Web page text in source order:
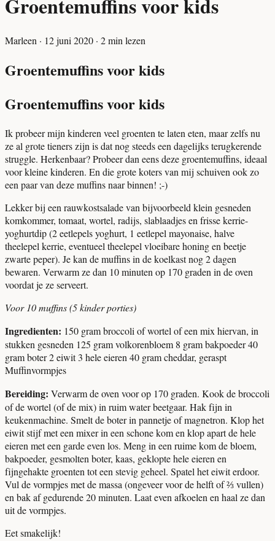
Groentemuffins voor kids
Marleen · 12 juni 2020 · 2min lezen
Groentemuffins voor kids
Groentemuffins voor kids
Ik probeer mijn kinderen veel groenten te laten eten, maar zelfs nu
ze al grote tieners zijn is dat nog steeds een dagelijks terugkerende
struggle. Herkenbaar? Probeer dan eens deze groentemuffins, ideaal
voor kleine kinderen. En die grote koters van mij schuiven ook zo
een paar van deze muffins naar binnen! ;-)
Lekker bij een rauwkostsalade van bijvoorbeeld klein gesneden
komkommer, tomaat, wortel, radijs, slablaadjes en frisse kerrie-
yoghurtdip (2 eetlepels yoghurt, 1 eetlepel mayonaise, halve
theelepel kerrie, eventueel theelepel vloeibare honing en beetje
zwarte peper). Je kan de muffins in de koelkast nog 2 dagen
bewaren. Verwarm ze dan 10 minuten op 170 graden in de oven
voordat je ze serveert.
Voor 10 muffins (5 kinder porties)
Ingredienten: 150 gram broccoli of wortel of een mix hiervan, in
stukken gesneden 125 gram volkorenbloem 8 gram bakpoeder 40
gram boter 2 eiwit 3 hele eieren 40 gram cheddar, geraspt
Muffinvormpjes
Bereiding: Verwarm de oven voor op 170 graden. Kook de broccoli
of de wortel (of de mix) in ruim water beetgaar. Hak fijn in
keukenmachine. Smelt de boter in pannetje of magnetron. Klop het
eiwit stijf met een mixer in een schone kom en klop apart de hele
eieren met een garde even los. Meng in een ruime kom de bloem,
bakpoeder, gesmolten boter, kaas, geklopte hele eieren en
fijngehakte groenten tot een stevig geheel. Spatel het eiwit erdoor.
Vul de vormpjes met de massa (ongeveer voor de helft of ⅔ vullen)
en bak af gedurende 20 minuten. Laat even afkoelen en haal ze dan
uit de vormpjes.
Eet smakelijk!